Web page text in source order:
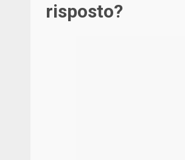
risposto?